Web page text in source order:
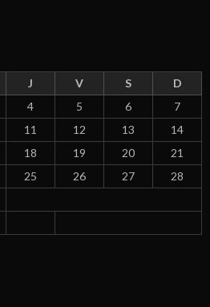
J V S D
4 5 6
7
11 12 13
14
18 19 20
21
25 26 27
28